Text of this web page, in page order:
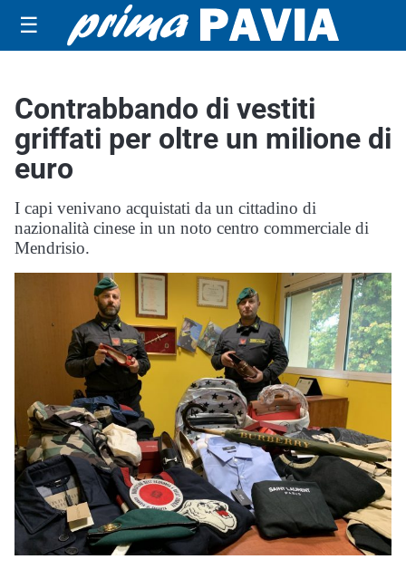
☰
Contrabbando di vestiti
griffati per oltre un milione di
euro
I capi venivano acquistati da un cittadino di
nazionalità cinese in un noto centro commerciale di
Mendrisio.